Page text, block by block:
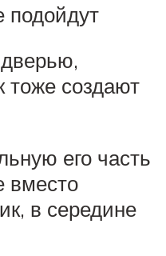
подойдут
тоже создают
его часть
вместо
в середине